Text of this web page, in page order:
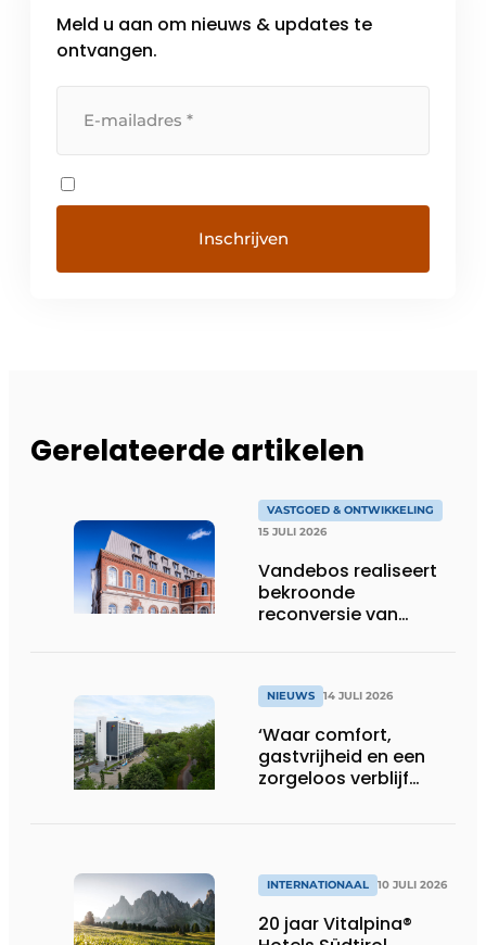
Meld u aan om nieuws & updates te
ontvangen.
Gerelateerde artikelen
VASTGOED & ONTWIKKELING
15 JULI 2026
Vandebos realiseert
bekroonde
reconversie van
NIEUWS 14 JULI 2026
‘Waar comfort,
gastvrijheid en een
zorgeloos verblijf
INTERNATIONAAL 10 JULI 2026
20 jaar Vitalpina®